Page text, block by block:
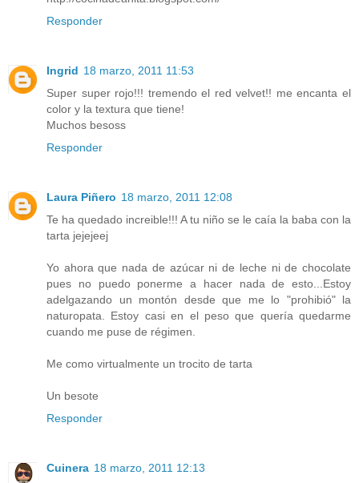
Responder
Ingrid 18 marzo, 2011 11:53
Super super rojo!!! tremendo el red velvet!! me encanta el
color y la textura que tiene!
Muchos besoss
Responder
Laura Piñero 18 marzo, 2011 12:08
Te ha quedado increible!!! A tu niño se le caía la baba con la
tarta jejejeej
Yo ahora que nada de azúcar ni de leche ni de chocolate
pues no puedo ponerme a hacer nada de esto...Estoy
adelgazando un montón desde que me lo "prohibió" la
naturopata. Estoy casi en el peso que quería quedarme
cuando me puse de régimen.
Me como virtualmente un trocito de tarta
Un besote
Responder
Cuinera 18 marzo, 2011 12:13